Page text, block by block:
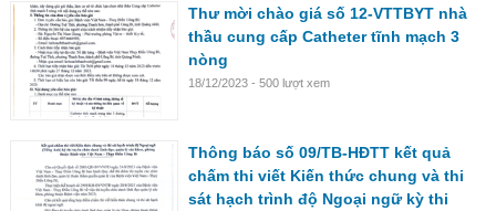
Thư mời chào giá số 12-VTTBYT nhà
thầu cung cấp Catheter tĩnh mạch 3
nòng
18/12/2023 - 500 lượt xem
Thông báo số 09/TB-HĐTT kết quả
chấm thi viết Kiến thức chung và thi
sát hạch trình độ Ngoại ngữ kỳ thi